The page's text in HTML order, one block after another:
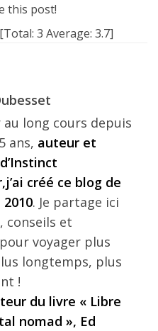
this post!
[Total: 3 Average: 3.7]
au long cours depuis
ans, auteur et
créé ce blog de
. Je partage ici
conseils et
voyager plus
longtemps, plus
!
du livre « Libre
nomad », Ed